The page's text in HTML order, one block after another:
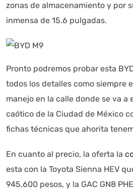
zonas de almacenamiento y por
inmensa de 15.6 pulgadas.
Pronto podremos probar esta
todos los detalles como siempre
manejo en la calle donde se va a
caótico de la Ciudad de México
fichas técnicas que ahorita
En cuanto al precio, la oferta la
esta con la Toyota Sienna HEV
945,600 pesos, y la GAC GN8